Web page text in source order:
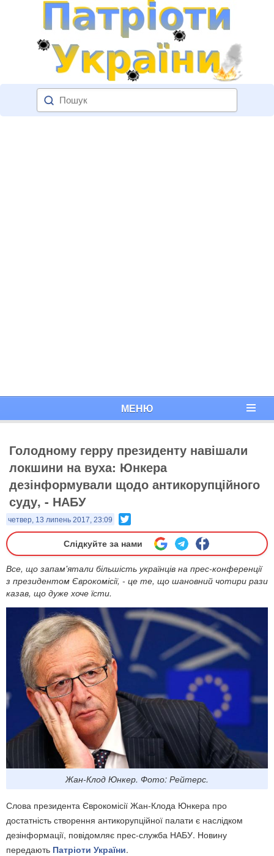
МЕНЮ
Голодному герру президенту навішали
локшини на вуха: Юнкера
дезінформували щодо антикорупційного
суду, - НАБУ
четвер, 13 липень 2017, 23:09
Слідкуйте за нами
Все, що запам'ятали більшість українців на прес-конференції
з президентом Єврокомісії, - це те, що шановний чотири рази
казав, що дуже хоче їсти.
Жан-Клод Юнкер. Фото: Рейтерс.
Слова президента Єврокомісії Жан-Клода Юнкера про
достатність створення антикорупційної палати є наслідком
дезінформації, повідомляє прес-служба НАБУ. Новину
передають Патріоти України.